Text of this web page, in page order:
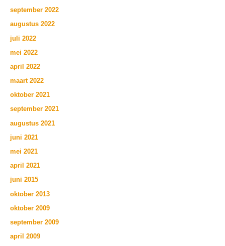
september 2022
augustus 2022
juli 2022
mei 2022
april 2022
maart 2022
oktober 2021
september 2021
augustus 2021
juni 2021
mei 2021
april 2021
juni 2015
oktober 2013
oktober 2009
september 2009
april 2009